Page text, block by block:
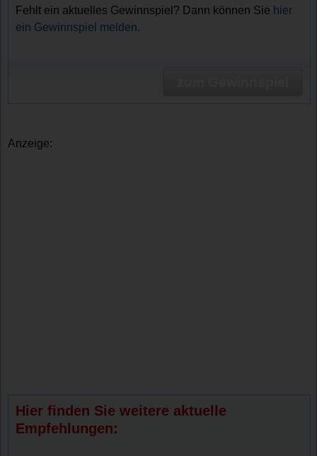
Fehlt ein aktuelles Gewinnspiel? Dann können Sie hier
ein Gewinnspiel melden.
Anzeige:
Hier finden Sie weitere aktuelle
Empfehlungen: